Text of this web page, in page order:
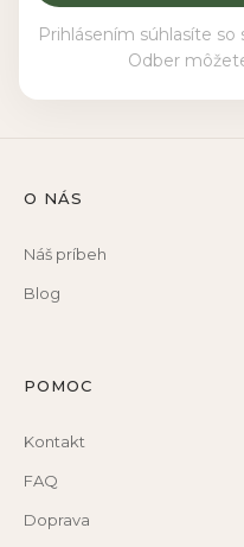
Prihlásením súhlasíte
Odber
O NÁS
Náš príbeh
Blog
POMOC
Kontakt
FAQ
Doprava